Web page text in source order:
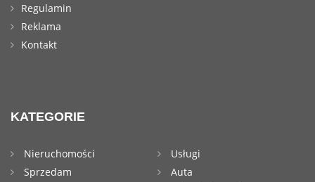
Regulamin
Reklama
Kontakt
KATEGORIE
Nieruchomości
Usługi
Sprzedam
Auta